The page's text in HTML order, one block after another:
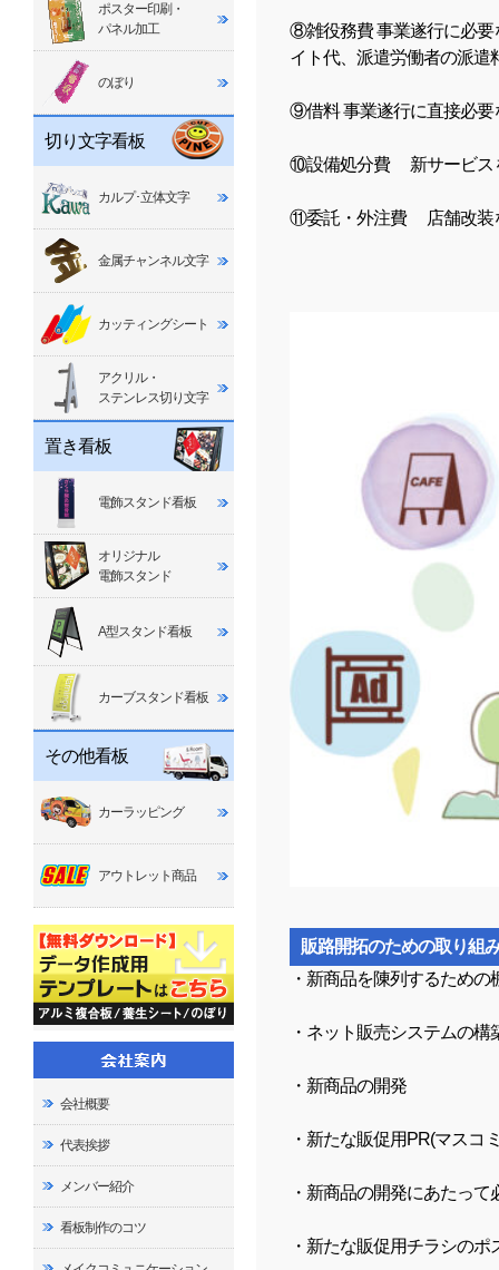
⑧雑役務費 事業遂行に必要
イト代、派遣労働者の派遣
⑨借料 事業遂行に直接必要
⑩設備処分費 新サービス
⑪委託・外注費 店舗改装
販路開拓のための取り組
・新商品を陳列するための
・ネット販売システムの構
・新商品の開発
・新たな販促用PR(マスコ
・新商品の開発にあたっ
・新たな販促用チラシのポ
ポスター印刷・
パネル加工
のぼり
切り文字看板
カルプ･立体文字
金属チャンネル文字
カッティングシート
アクリル・
ステンレス切り文字
置き看板
電飾スタンド看板
オリジナル
電飾スタンド
A型スタンド看板
カーブスタンド看板
その他看板
カーラッピング
アウトレット商品
会社概要
代表挨拶
メンバー紹介
看板制作のコツ